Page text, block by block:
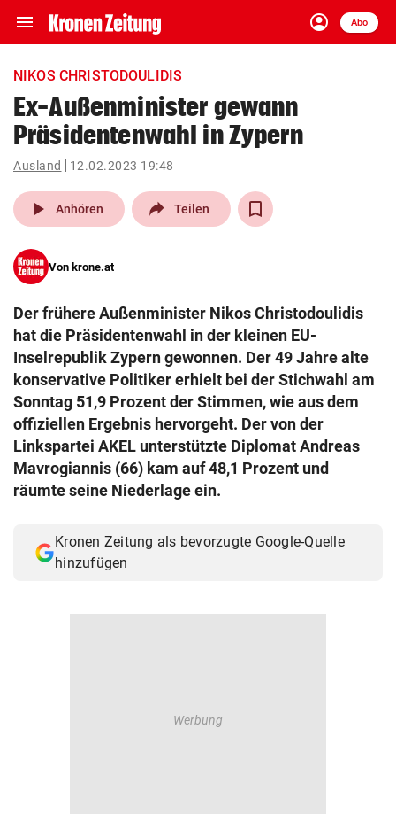
menu Navigation
ein-/ausklappen
account_circle
Anmelden
Abo
close Schließen
account_circle Anmelden
arrow_right
pin_drop
Wien arrow_right
search
eingeben
© Krone Multimedia GmbH & Co KG 2026
Muthgasse 2, 1190 Wien
NIKOS CHRISTODOULIDIS
Ex-Außenminister gewann
Präsidentenwahl in Zypern
Ausland 12.02.2023 19:48
play_arrow Anhören Teilen
Von krone.at
Der frühere Außenminister Nikos Christodoulidis
hat die Präsidentenwahl in der kleinen EU-
Inselrepublik Zypern gewonnen. Der 49 Jahre alte
konservative Politiker erhielt bei der Stichwahl am
Sonntag 51,9 Prozent der Stimmen, wie aus dem
offiziellen Ergebnis hervorgeht. Der von der
Linkspartei AKEL unterstützte Diplomat Andreas
Mavrogiannis (66) kam auf 48,1 Prozent und
räumte seine Niederlage ein.
Kronen Zeitung als bevorzugte Google-Quelle
hinzufügen